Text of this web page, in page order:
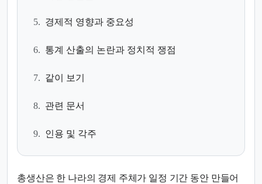
5. 경제적 영향과 중요성
6. 통계 산출의 논란과 정치적 쟁점
7. 같이 보기
8. 관련 문서
9. 인용 및 각주
총생산은 한 나라의 경제 주체가 일정 기간 동안 만들어